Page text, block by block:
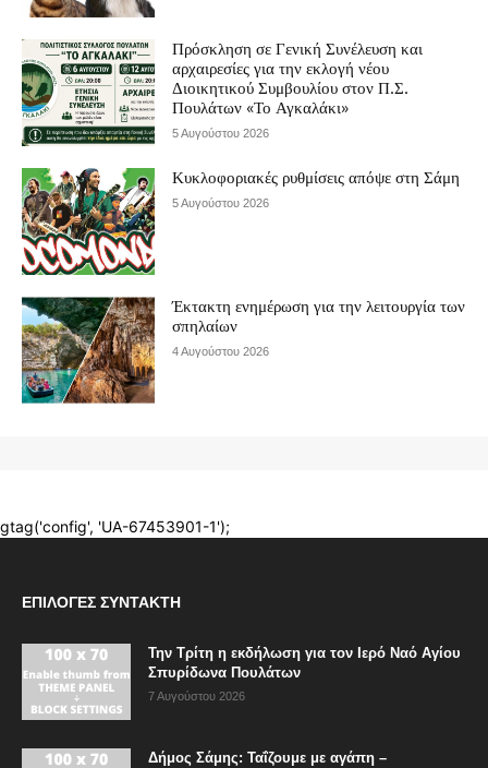
ΕΠΙΛΟΓΈΣ ΣΥΝΤΆΚΤΗ
Την Τρίτη η εκδήλωση για τον Ιερό Ναό Αγίου
Σπυρίδωνα Πουλάτων
7 Αυγούστου 2026
Δήμος Σάμης: Ταΐζουμε με αγάπη –